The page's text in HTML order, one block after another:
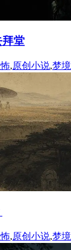
堂
,原创小说,梦境
,原创小说,梦境